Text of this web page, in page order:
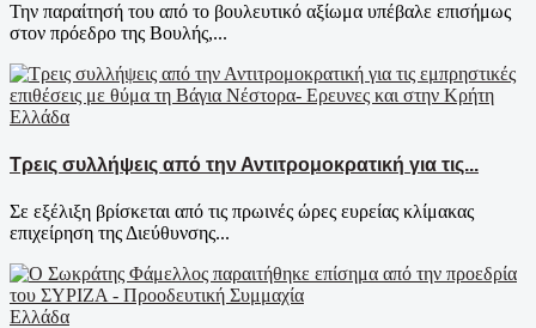
Την παραίτησή του από το βουλευτικό αξίωμα υπέβαλε επισήμως
στον πρόεδρο της Βουλής,...
Ελλάδα
Τρεις συλλήψεις από την Αντιτρομοκρατική για τις...
Σε εξέλιξη βρίσκεται από τις πρωινές ώρες ευρείας κλίμακας
επιχείρηση της Διεύθυνσης...
Ελλάδα